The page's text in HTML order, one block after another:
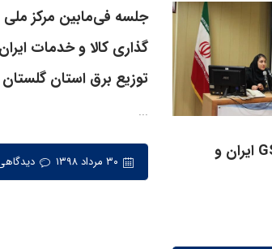
نشست سازمان GS1 ایران و
جلسه فی‌مابین مرکز ملی
گذاری کالا و خدمات
توزیع برق استان گلستان
...